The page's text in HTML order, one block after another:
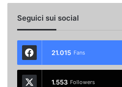
Seguici sui social
21.015 Fans
1.553 Followers